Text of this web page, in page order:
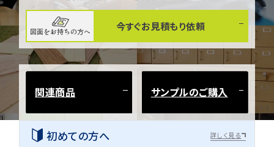
図面をお持ちの方へ 今すぐお見積もり依頼
関連商品 サンプルのご購入
初めての方へ 詳しく見る